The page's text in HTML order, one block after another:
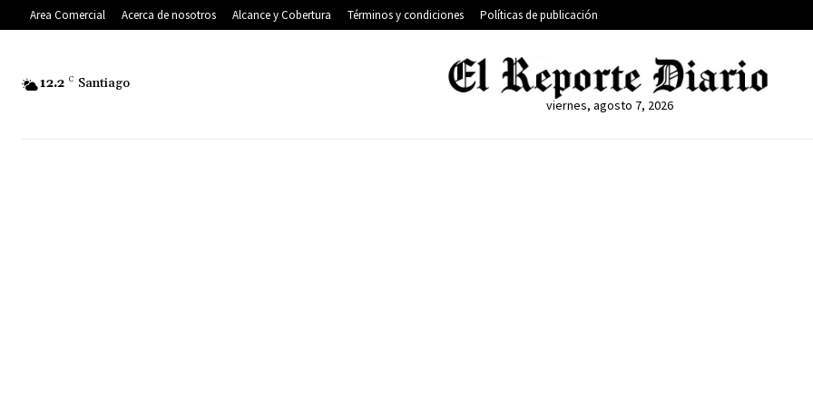
Area Comercial Acerca de nosotros Alcance y Cobertura Términos y condiciones Políticas de publicación
12.2 C Santiago
viernes, agosto 7, 2026